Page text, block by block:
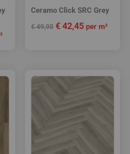
Ceramo Click SRC Grey
€49,95 €42,45 per m²